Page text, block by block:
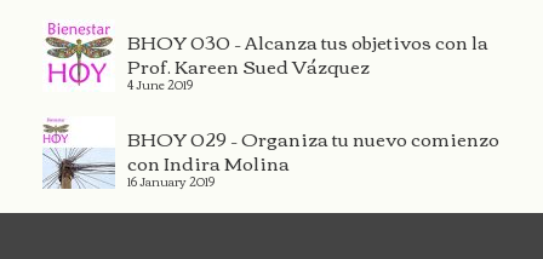
BHOY 030 – Alcanza tus objetivos con la
Prof. Kareen Sued Vázquez
4 June 2019
BHOY 029 – Organiza tu nuevo comienzo
con Indira Molina
16 January 2019